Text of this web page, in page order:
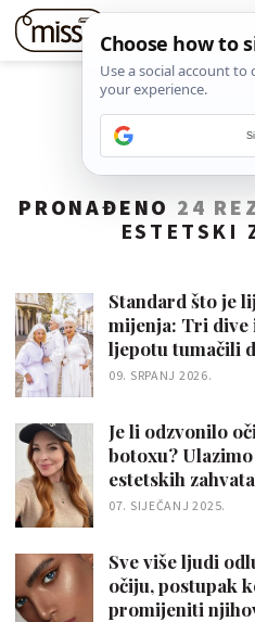
PRONAĐENO 24
ESTETSKI
Standard što je
mijenja: Tri dive
ljepotu tumačili
09. SRPANJ 2026.
Je li odzvonilo
botoxu?
estetskih zahvata
07. SIJEČANJ 2025.
Sve više ljudi
očiju, postupak
promijeniti